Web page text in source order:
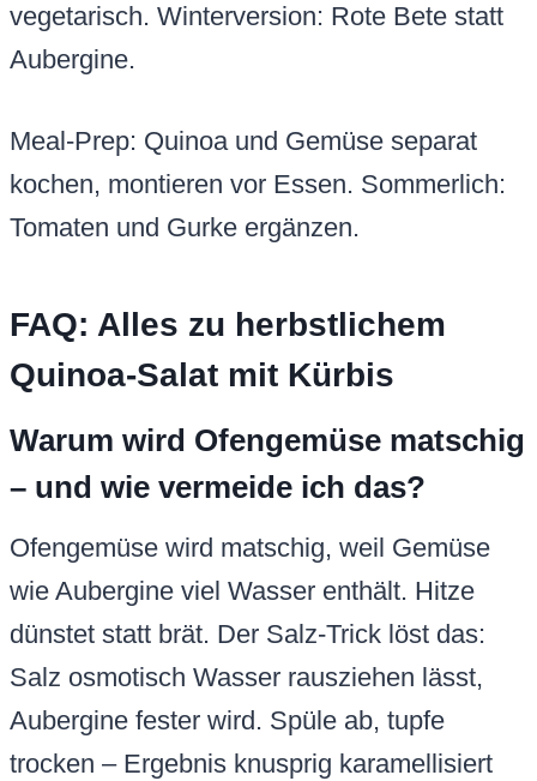
vegetarisch. Winterversion: Rote Bete statt
Aubergine.
Meal-Prep: Quinoa und Gemüse separat
kochen, montieren vor Essen. Sommerlich:
Tomaten und Gurke ergänzen.
FAQ: Alles zu herbstlichem
Quinoa-Salat mit Kürbis
Warum wird Ofengemüse matschig
– und wie vermeide ich das?
Ofengemüse wird matschig, weil Gemüse
wie Aubergine viel Wasser enthält. Hitze
dünstet statt brät. Der Salz-Trick löst das:
Salz osmotisch Wasser rausziehen lässt,
Aubergine fester wird. Spüle ab, tupfe
trocken – Ergebnis knusprig karamellisiert